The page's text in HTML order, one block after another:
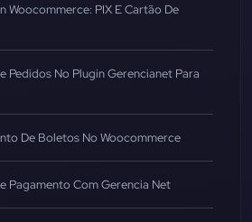
Woocommerce: PIX E Cartão De
Pedidos No Plugin Gerencianet Para
De Boletos No Woocommerce
Pagamento Com Gerencia Net